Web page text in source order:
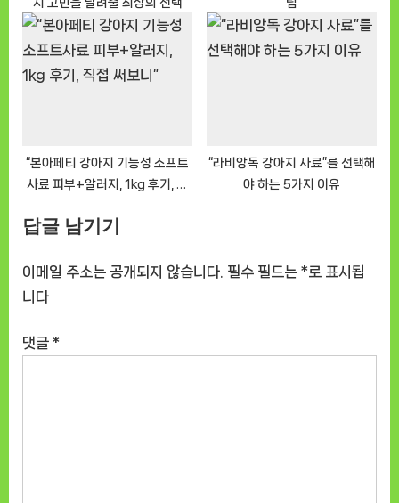
“본아페티 강아지 기능성 소프트
사료 피부+알러지, 1kg 후기, 직
“라비앙독 강아지 사료”를 선택해
야 하는 5가지 이유
답글 남기기
이메일 주소는 공개되지 않습니다. 필수 필드는 *로 표시됩
니다
댓글 *